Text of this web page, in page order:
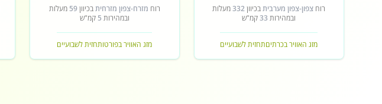
רוח צפון-צפון מערביתבכיוון332מעלות
ובמהירות 33קמ"ש
מזג האוויר בכרתיםתחזית לשבועיים
רוח מזרח-צפון מזרחיתבכיוון59 מעלות
ובמהירות 5 קמ"ש
מזג האוויר בפורטותחזית לשבועיים